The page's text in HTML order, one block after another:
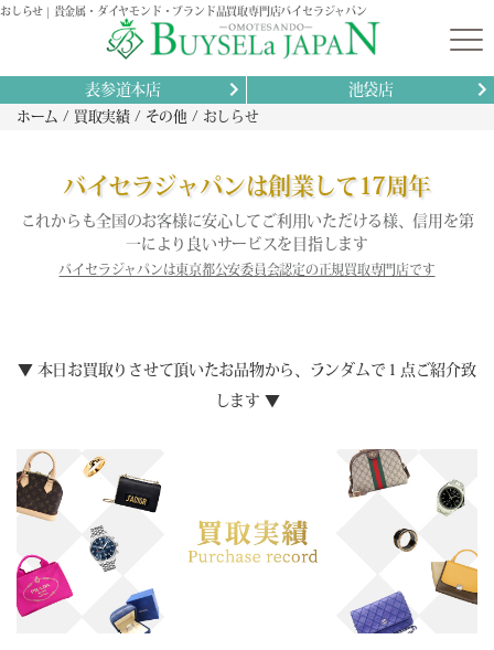
おしらせ | 貴金属・ダイヤモンド・ブランド品買取専門店バイセラジャパン
表参道本店 池袋店
ホーム 買取実績 その他 おしらせ
バイセラジャパンは創業して17周年
これからも全国のお客様に安心してご利用いただける様、信用を第
一により良いサービスを目指します
バイセラジャパンは東京都公安委員会認定の正規買取専門店です
▼ 本日お買取りさせて頂いたお品物から、ランダムで１点ご紹介致
します ▼